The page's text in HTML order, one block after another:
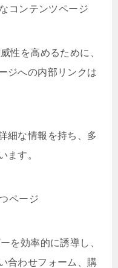
コンテンツページ
性を高めるために、
ジへの内部リンクは
細な情報を持ち、多
ます。
ページ
を効率的に誘導し、
合わせフォーム、購